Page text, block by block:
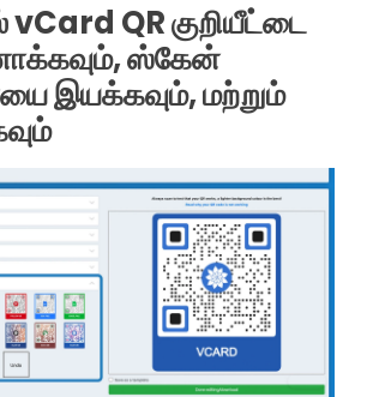
vCard QR குறியீட்டை
ஸ்கேன்
இயக்கவும், மற்றும்